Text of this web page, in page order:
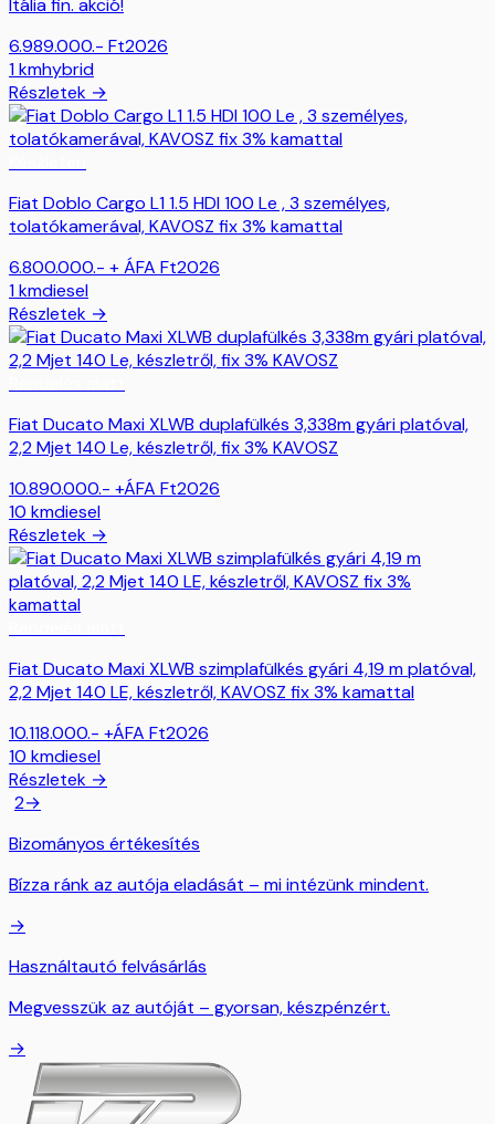
Itália fin. akció!
6.989.000.- Ft2026
1kmhybrid
Részletek →
Fiat Doblo Cargo L1 1.5 HDI 100 Le , 3 személyes,
tolatókamerával, KAVOSZ fix 3% kamattal
6.800.000.- + ÁFA Ft2026
1kmdiesel
Részletek →
Fiat Ducato Maxi XLWB duplafülkés 3,338m gyári platóval,
2,2 Mjet 140 Le, készletről, fix 3% KAVOSZ
10.890.000.- +ÁFA Ft2026
10 kmdiesel
Részletek →
Fiat Ducato Maxi XLWB szimplafülkés gyári 4,19 m platóval,
2,2 Mjet 140 LE, készletről, KAVOSZ fix 3% kamattal
10.118.000.- +ÁFA Ft2026
10 kmdiesel
Részletek →
2→
Bizományos értékesítés
Bízza ránk az autója eladását – mi intézünk mindent.
→
Használtautó felvásárlás
Megvesszük az autóját – gyorsan, készpénzért.
→